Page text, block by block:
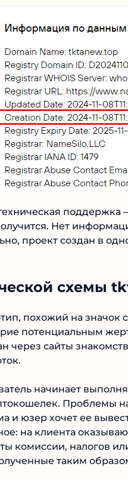
Нет
проект создан в
схемы
похожий на значок
потенциальным
через сайты
начинает
Проблемы
и юзер хочет ее
на клиента
комиссии, налогов
таким